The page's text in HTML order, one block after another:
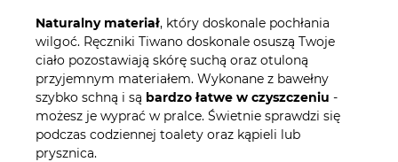
Naturalny materiał, który doskonale pochłania
wilgoć. Ręczniki Tiwano doskonale osuszą Twoje
ciało pozostawiają skórę suchą oraz otuloną
przyjemnym materiałem. Wykonane z bawełny
szybko schną i są bardzo łatwe w czyszczeniu -
możesz je wyprać w pralce. Świetnie sprawdzi się
podczas codziennej toalety oraz kąpieli lub
prysznica.